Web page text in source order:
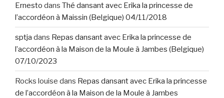
Ernesto dans Thé dansant avec Erika la princesse de
l’accordéon à Maissin (Belgique) 04/11/2018
sptja dans Repas dansant avec Erika la princesse de
l’accordéon à la Maison de la Moule à Jambes (Belgique)
07/10/2023
Rocks louise dans Repas dansant avec Erika la princesse
de l’accordéon à la Maison de la Moule à Jambes